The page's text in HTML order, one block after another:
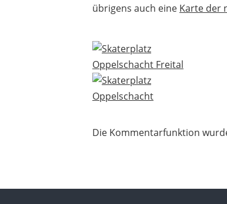
übrigens auch eine Karte der
Die Kommentarfunktion